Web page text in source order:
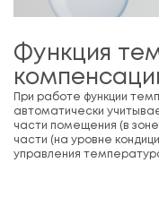
Функция
При работе функции
автоматически
части помещения (в
части (на уровне
управления